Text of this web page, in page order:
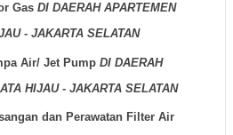
Gas DI DAERAH APARTEMEN
- JAKARTA SELATAN
Air/ Jet Pump DI DAERAH
HIJAU - JAKARTA SELATAN
dan Perawatan Filter Air